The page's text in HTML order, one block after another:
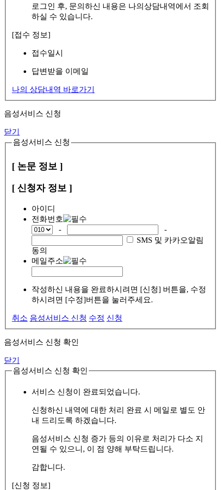
로그인 후, 문의하신 내용은 나의상담내역에서 조회
하실 수 있습니다.
[접수 정보]
접수일시
답변받을 이메일
나의 상담내역 바로가기
음성서비스 신청
닫기
음성서비스 신청
[ 논문 정보 ]
[ 신청자 정보 ]
아이디
전화번호
-
-
SMS 및 카카오알림
동의
메일주소
작성하신 내용을 완료하시려면 [신청] 버튼을, 수정
하시려면 [수정]버튼을 눌러주세요.
취소 음성서비스 신청 수정 신청
음성서비스 신청 확인
닫기
음성서비스 신청 확인
서비스 신청이 완료되었습니다.
신청하신 내역에 대한 처리 완료 시 메일로 별도 안
내 드리도록 하겠습니다.
음성서비스 신청 증가 등의 이유로 처리가 다소 지
연될 수 있으니, 이 점 양해 부탁드립니다.
감합니다.
[신청 정보]